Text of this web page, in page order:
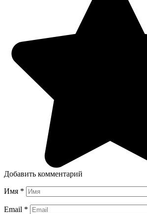
Добавить комментарий
Имя *
Email *